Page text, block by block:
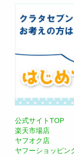
公式サイトTOP
楽天市場店
ヤフオク店
ヤフーショッピン